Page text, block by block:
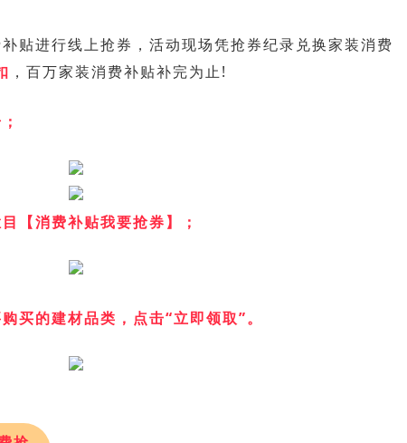
贴进行线上抢券，活动现场凭抢券纪录兑换家装消费
，百万家装消费补贴补完为止!
【消费补贴我要抢券】；
买的建材品类，点击“立即领取”。